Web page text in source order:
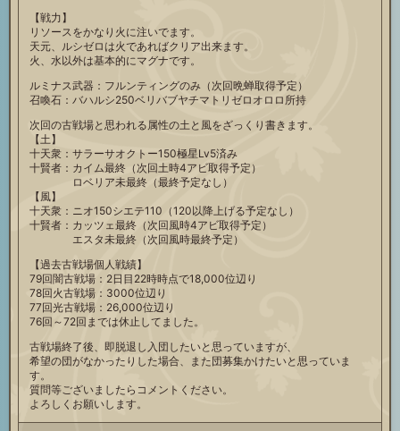
【戦力】
リソースをかなり火に注いでます。
天元、ルシゼロは火であればクリア出来ます。
火、水以外は基本的にマグナです。
ルミナス武器：フルンティングのみ（次回晩蝉取得予定）
召喚石：バハルシ250ベリバブヤチマトリゼロオロロ所持
次回の古戦場と思われる属性の土と風をざっくり書きます。
【土】
十天衆：サラーサオクトー150極星Lv5済み
十賢者：カイム最終（次回土時4アビ取得予定）
ロベリア未最終（最終予定なし）
【風】
十天衆：ニオ150シエテ110（120以降上げる予定なし）
十賢者：カッツェ最終（次回風時4アビ取得予定）
エスタ未最終（次回風時最終予定）
【過去古戦場個人戦績】
79回闇古戦場：2日目22時時点で18,000位辺り
78回火古戦場：3000位辺り
77回光古戦場：26,000位辺り
76回～72回までは休止してました。
古戦場終了後、即脱退し入団したいと思っていますが、
希望の団がなかったりした場合、また団募集かけたいと思っていま
す。
質問等ございましたらコメントください。
よろしくお願いします。